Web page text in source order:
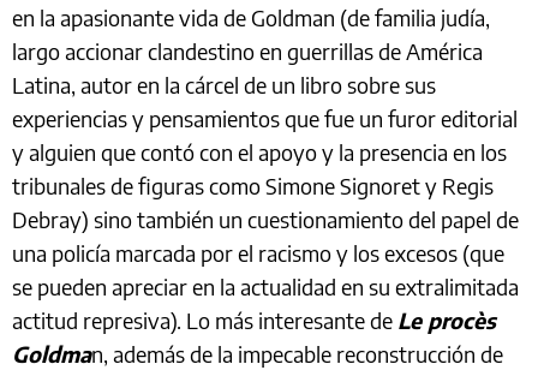
en la apasionante vida de Goldman (de familia judía,
largo accionar clandestino en guerrillas de América
Latina, autor en la cárcel de un libro sobre sus
experiencias y pensamientos que fue un furor editorial
y alguien que contó con el apoyo y la presencia en los
tribunales de figuras como Simone Signoret y Regis
Debray) sino también un cuestionamiento del papel de
una policía marcada por el racismo y los excesos (que
se pueden apreciar en la actualidad en su extralimitada
actitud represiva). Lo más interesante de Le procès
Goldman, además de la impecable reconstrucción de